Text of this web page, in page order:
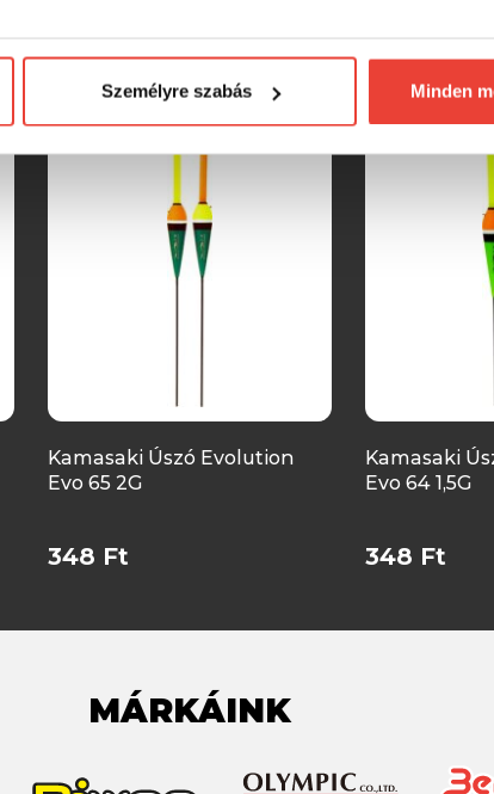
Személyre szabás Minden
SZINTÉN KIVÁLÓAK
Kamasaki Úszó Evolution
Evo 65 2G
348 Ft
Kamasaki
Evo 64 1,5G
348 Ft
MÁRKÁINK